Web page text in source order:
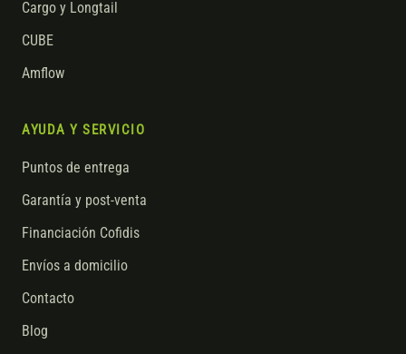
Cargo y Longtail
CUBE
Amflow
AYUDA Y SERVICIO
Puntos de entrega
Garantía y post-venta
Financiación Cofidis
Envíos a domicilio
Contacto
Blog